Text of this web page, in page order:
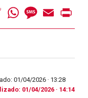
MeneameWhatsAppMessage
Email
01/04/2026 · 13:28
01/04/2026 · 14:14